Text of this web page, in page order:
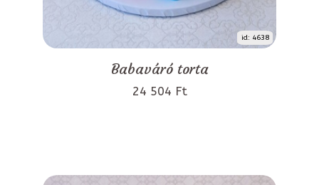
id: 4638
Babaváró torta
24 504 Ft